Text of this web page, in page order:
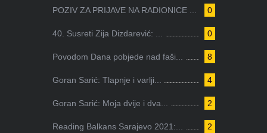
0
POZIV ZA PRIJAVE NA RADIONICE ...
0
40. Susreti Zija Dizdarević: ...
8
Povodom Dana pobjede nad faši...
4
Goran Sarić: Tlapnje i varlji...
2
Goran Sarić: Moja dvije i dva...
2
Reading Balkans Sarajevo 2021:...